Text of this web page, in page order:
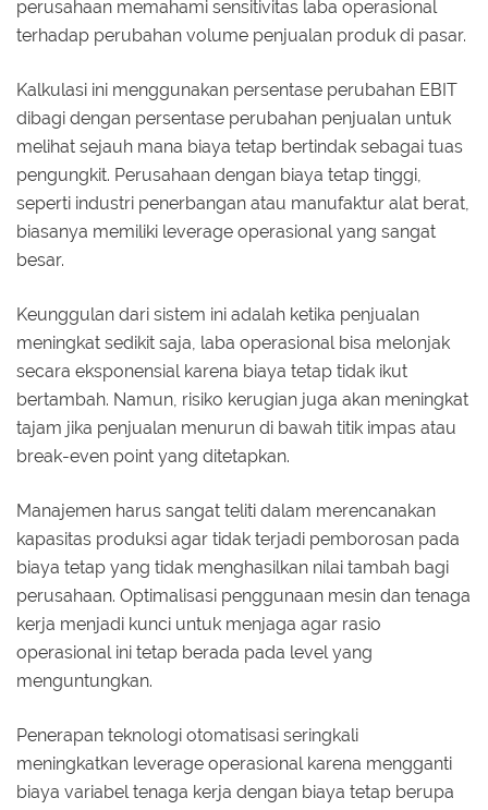
perusahaan memahami sensitivitas laba operasional
terhadap perubahan volume penjualan produk di pasar.
Kalkulasi ini menggunakan persentase perubahan EBIT
dibagi dengan persentase perubahan penjualan untuk
melihat sejauh mana biaya tetap bertindak sebagai tuas
pengungkit. Perusahaan dengan biaya tetap tinggi,
seperti industri penerbangan atau manufaktur alat berat,
biasanya memiliki leverage operasional yang sangat
besar.
Keunggulan dari sistem ini adalah ketika penjualan
meningkat sedikit saja, laba operasional bisa melonjak
secara eksponensial karena biaya tetap tidak ikut
bertambah. Namun, risiko kerugian juga akan meningkat
tajam jika penjualan menurun di bawah titik impas atau
break-even point yang ditetapkan.
Manajemen harus sangat teliti dalam merencanakan
kapasitas produksi agar tidak terjadi pemborosan pada
biaya tetap yang tidak menghasilkan nilai tambah bagi
perusahaan. Optimalisasi penggunaan mesin dan tenaga
kerja menjadi kunci untuk menjaga agar rasio
operasional ini tetap berada pada level yang
menguntungkan.
Penerapan teknologi otomatisasi seringkali
meningkatkan leverage operasional karena mengganti
biaya variabel tenaga kerja dengan biaya tetap berupa